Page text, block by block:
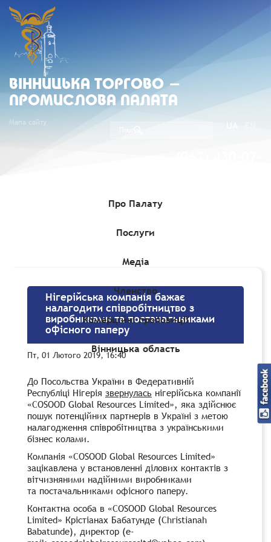
ВIННИЦЬКА ТОРГОВО -
ПРОМИСЛОВА ПАЛАТА
Мапа сайту
Про Палату
Послуги
Медіа
Членство
Комерційні пропозиції
Вінницька область
Комерційні пропозиції»Нігерійська компанія бажає
Нігерійська компанія бажає
налагодити співробітництво з
виробниками та постачальниками
офісного паперу
Пт, 01 Лютого 2019, 16:40
До Посольства України в Федеративній
Республіці Нігерія звернулась нігерійська компанії
«COSOOD Global Resources Limited», яка здійснює
пошук потенційних партнерів в Україні з метою
налагодження співробітництва з українськими
бізнес колами.
Компанія «COSOOD Global Resources Limited»
зацікавлена у встановленні ділових контактів з
вітчизняними надійними виробниками
та постачальниками офісного паперу.
Контактна особа в «COSOOD Global Resources
Limited» Крістіанах Бабатунде (Christianah
Babatunde), директор (e-